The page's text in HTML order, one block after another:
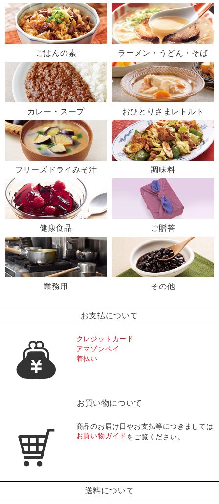
ごはんの素 ラーメン・うどん・そば
カレー・スープ おひとりさまレトルト
フリーズドライみそ汁 調味料
健康食品 ご贈答
業務用 その他
お支払について
クレジットカード
アマゾンペイ
着払い
お買い物について
商品のお届け日やお支払等につきましては
お買い物ガイド をご覧ください。
送料について